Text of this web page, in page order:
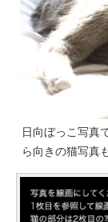
日向ぼっこ写真
ら向きの猫写真